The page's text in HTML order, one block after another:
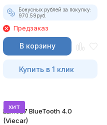
Бонусных рублей за покупку:
970.59руб.
Предзаказ
В корзину
Купить в 1 клик
хит
ELM327 BlueTooth 4.0
(Viecar)